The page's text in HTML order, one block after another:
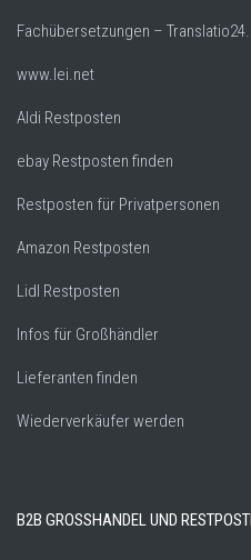
Fachübersetzungen –
www.lei.net
Aldi Restposten
ebay Restposten finden
Restposten für Privatpersonen
Amazon Restposten
Lidl Restposten
Infos für Großhändler
Lieferanten finden
Wiederverkäufer werden
B2B GROSSHANDEL UND